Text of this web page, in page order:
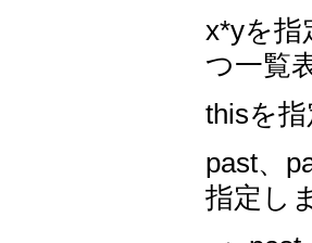
x*yを指
つ一覧
thisを
past、
指定し